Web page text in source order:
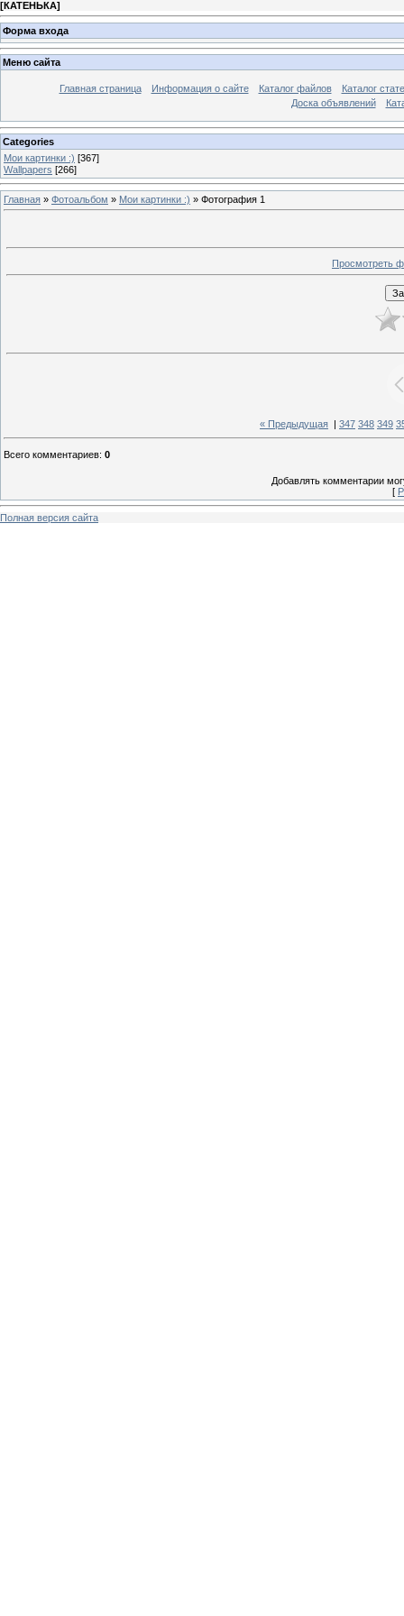
[КАТЕНЬКА]
Форма входа
Меню сайта
Главная страница Информация о сайте Каталог файлов
Каталог
Доска объявлений
Categories
Мои картинки :) [367]
Wallpapers [266]
Главная » Фотоальбом » Мои картинки :) » Фотография 1
Просмотреть
« Предыдущая 347 348 349
Всего комментариев: 0
Добавлять комментарии
[
Полная версия сайта